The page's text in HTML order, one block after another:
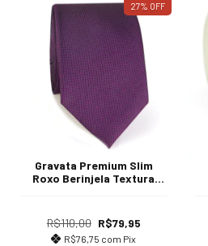
27% OFF
Gravata Premium Slim
Roxo Berinjela Textura
R$110,00 R$79,95
R$76,75 com Pix